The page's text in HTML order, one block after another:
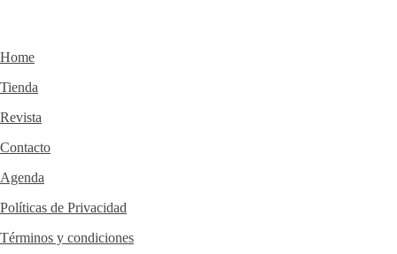
Home
Tienda
Revista
Contacto
Agenda
Políticas de Privacidad
Términos y condiciones